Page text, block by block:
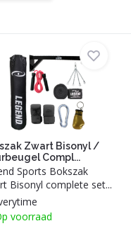
Zwart Bisonyl /
Compl...
Sports Bokszak
Bisonyl complete set...
voorraad